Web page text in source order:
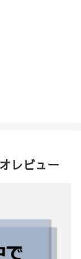
レビュー